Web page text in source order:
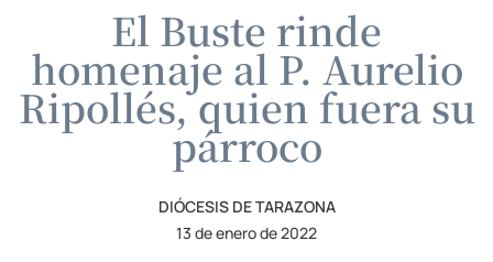
El Buste rinde
homenaje al P. Aurelio
Ripollés, quien fuera su
párroco
DIÓCESIS DE TARAZONA
13 de enero de 2022